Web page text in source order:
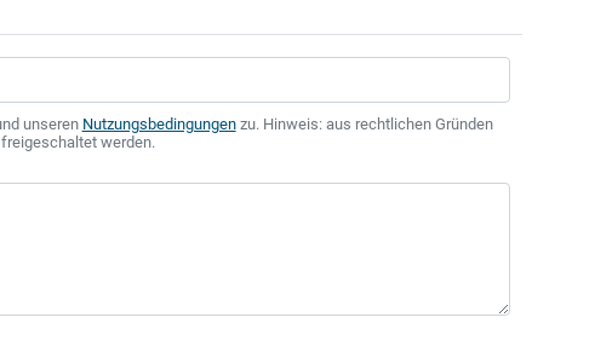
unseren Nutzungsbedingungenzu. Hinweis: aus rechtlichen Gründen
werden.